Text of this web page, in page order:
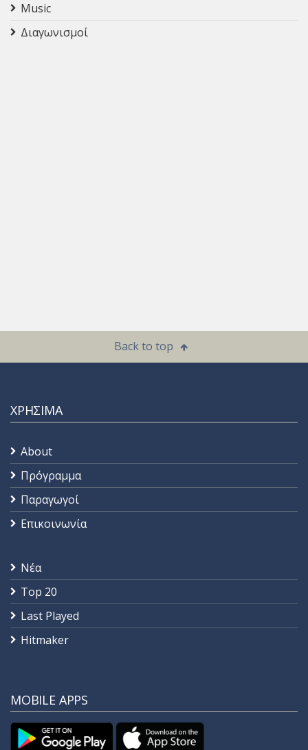
Music
Διαγωνισμοί
Back to top
ΧΡΗΣΙΜΑ
About
Πρόγραμμα
Παραγωγοί
Επικοινωνία
Νέα
Top 20
Last Played
Hitmaker
MOBILE APPS